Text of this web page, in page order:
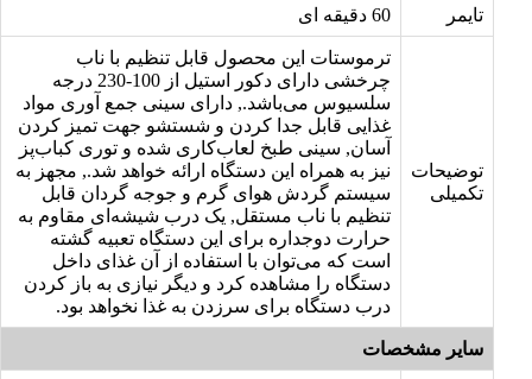
تایمر
توضیحات
تکمیلی
ترموستات این محصول قابل تنظیم با ناب
چرخشی دارای دکور استیل از 100-230 درجه
سلسیوس می‌باشد., دارای سینی جمع آوری مواد
غذایی قابل جدا کردن و شستشو جهت تمیز کردن
آسان, سینی طبخ لعاب‌کاری شده و توری کباب‌پز
نیز به همراه این دستگاه ارائه خواهد شد., مجهز به
سیستم گردش هوای گرم و جوجه گردان قابل
تنظیم با ناب مستقل, یک درب شیشه‌ای مقاوم به
حرارت دوجداره برای این دستگاه تعبیه گشته
است که می‌توان با استفاده از آن غذای داخل
دستگاه را مشاهده کرد و دیگر نیازی به باز کردن
درب دستگاه برای سرزدن به غذا نخواهد بود.
سایر مشخصات